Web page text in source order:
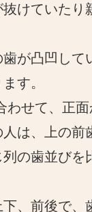
けていた
歯が凸凹し
す。
わせて、正面
は、上の前
列の歯並び
、前後で、